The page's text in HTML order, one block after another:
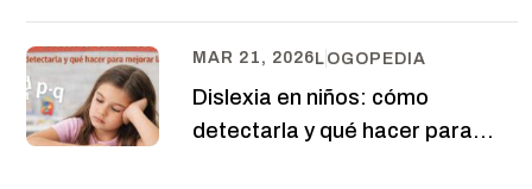
MAR 21, 2026 LOGOPEDIA
Dislexia en niños: cómo
detectarla y qué hacer para